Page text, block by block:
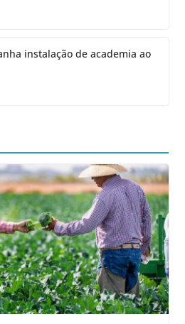
instalação de academia ao